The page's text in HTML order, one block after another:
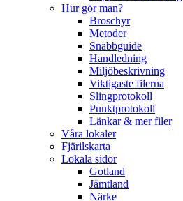
Hur gör man?
Broschyr
Metoder
Snabbguide
Handledning
Miljöbeskrivning
Viktigaste filerna
Slingprotokoll
Punktprotokoll
Länkar & mer filer
Våra lokaler
Fjärilskarta
Lokala sidor
Gotland
Jämtland
Närke